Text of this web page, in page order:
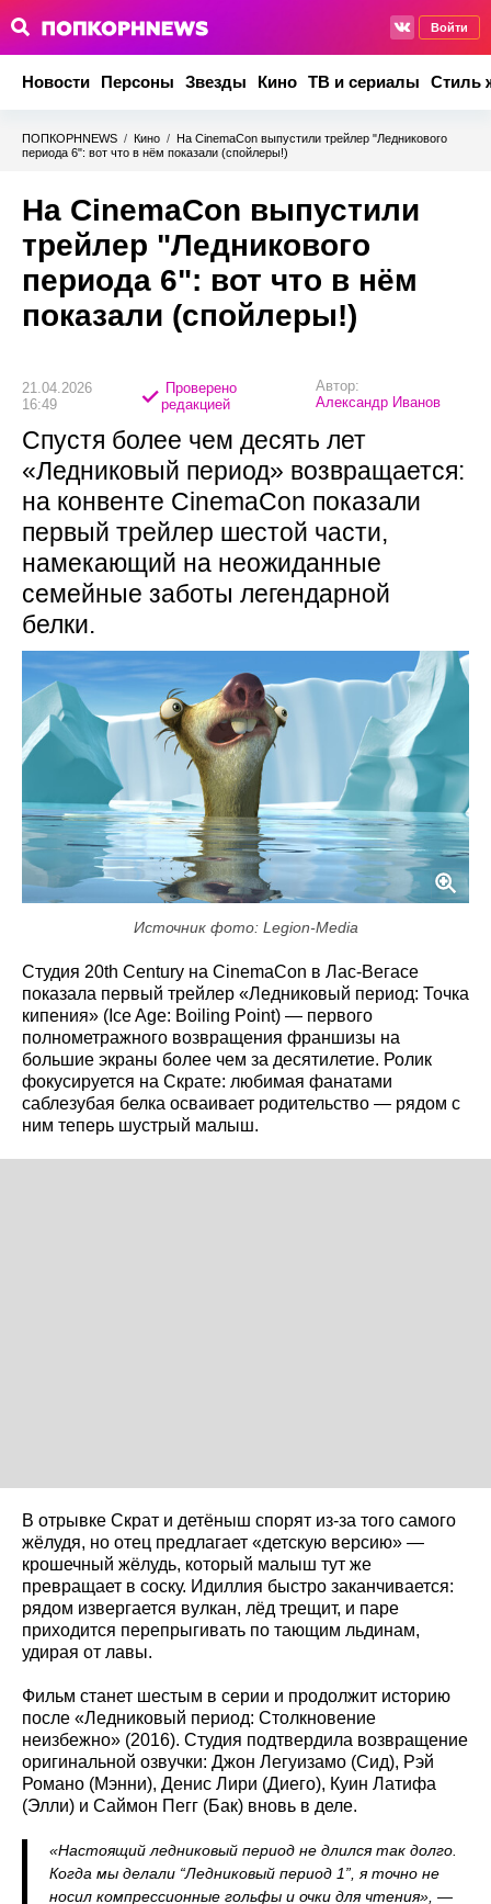
Войти
Новости Персоны Звезды Кино ТВ и сериалы Стиль
ПОПКОРНNEWS / Кино / На CinemaCon выпустили трейлер "Ледникового
периода 6": вот что в нём показали (спойлеры!)
На CinemaCon выпустили
трейлер "Ледникового
периода 6": вот что в нём
показали (спойлеры!)
21.04.2026
16:49
Проверено
редакцией
Автор:
Александр Иванов
Спустя более чем десять лет
«Ледниковый период» возвращается:
на конвенте CinemaCon показали
первый трейлер шестой части,
намекающий на неожиданные
семейные заботы легендарной
белки.
Источник фото: Legion-Media
Студия 20th Century на CinemaCon в Лас‑Вегасе
показала первый трейлер «Ледниковый период: Точка
кипения» (Ice Age: Boiling Point) — первого
полнометражного возвращения франшизы на
большие экраны более чем за десятилетие. Ролик
фокусируется на Скрате: любимая фанатами
саблезубая белка осваивает родительство — рядом с
ним теперь шустрый малыш.
В отрывке Скрат и детёныш спорят из‑за того самого
жёлудя, но отец предлагает «детскую версию» —
крошечный жёлудь, который малыш тут же
превращает в соску. Идиллия быстро заканчивается:
рядом извергается вулкан, лёд трещит, и паре
приходится перепрыгивать по тающим льдинам,
удирая от лавы.
Фильм станет шестым в серии и продолжит историю
после «Ледниковый период: Столкновение
неизбежно» (2016). Студия подтвердила возвращение
оригинальной озвучки: Джон Легуизамо (Сид), Рэй
Романо (Мэнни), Денис Лири (Диего), Куин Латифа
(Элли) и Саймон Пегг (Бак) вновь в деле.
«Настоящий ледниковый период не длился так долго.
Когда мы делали “Ледниковый период 1”, я точно не
носил компрессионные гольфы и очки для чтения», —